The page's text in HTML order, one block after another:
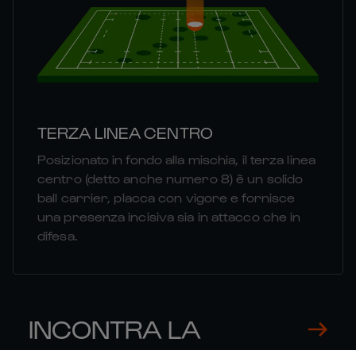
TERZA LINEA CENTRO
Posizionato in fondo alla mischia, il terza linea
centro (detto anche numero 8) è un solido
ball carrier, placca con vigore e fornisce
una presenza incisiva sia in attacco che in
difesa.
INCONTRA LA